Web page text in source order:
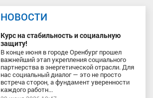
НОВОСТИ
Курс на стабильность и социальную
защиту!
В конце июня в городе Оренбург прошел
важнейший этап укрепления социального
партнерства в энергетической отрасли. Для
нас социальный диалог — это не просто
встреча сторон, а фундамент уверенности
каждого работн...